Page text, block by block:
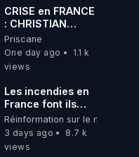
RÉVEIL EST EN
MARCHE 📷
CRISE en FRANCE
: CHRISTIAN
COTTEN FAIT une
étrange
découverte
Priscane
One day ago
1.1 k
views
Les incendies en
France font ils
partie d' un plan
qui aurait débuté
le 11 septembre
Réinformation sur le monde
3 days ago
8.7 k
views